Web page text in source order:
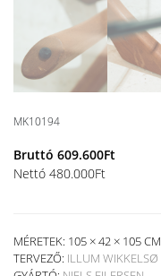
MK10194
Bruttó 609.600Ft
Nettó 480.000Ft
MÉRETEK: 105 × 42 × 105 CM
TERVEZŐ: ILLUM WIKKELSØ